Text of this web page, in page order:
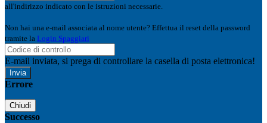
all'indirizzo indicato con le istruzioni necessarie.
Non hai una e-mail associata al nome utente? Effettua il reset della password
tramite la Login Spaggiari
E-mail inviata, si prega di controllare la casella di posta elettronica!
Errore
Chiudi
Successo